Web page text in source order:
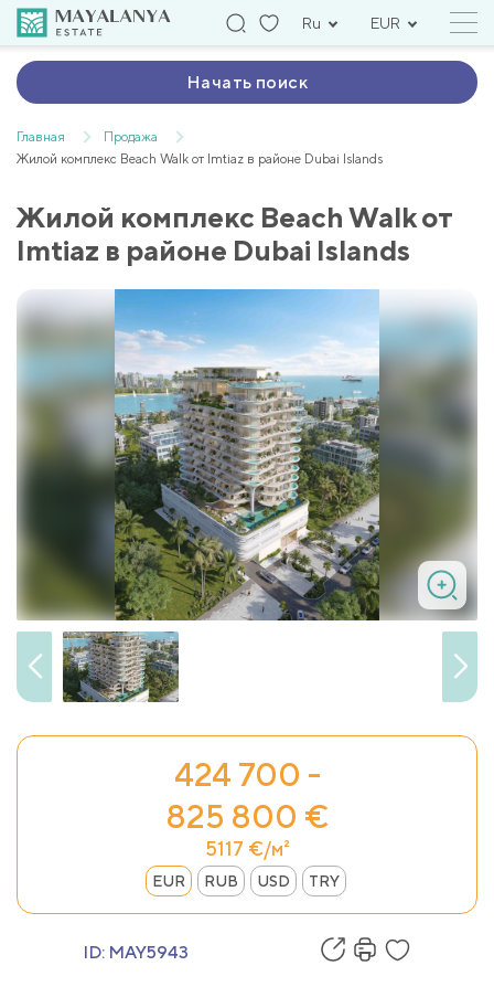
Ru EUR
Начать поиск
Главная
Продажа
Жилой комплекс Beach Walk от Imtiaz в районе Dubai Islands
Жилой комплекс Beach Walk от
Imtiaz в районе Dubai Islands
424 700 -
825 800 €
5117 €/м²
EUR RUB USD TRY
ID: MAY5943